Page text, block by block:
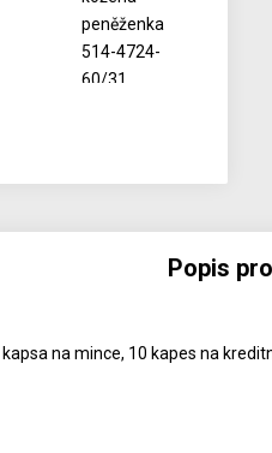
Popis
na mince, 10 kapes na